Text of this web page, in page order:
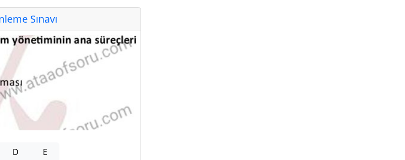
Sınavı
D E